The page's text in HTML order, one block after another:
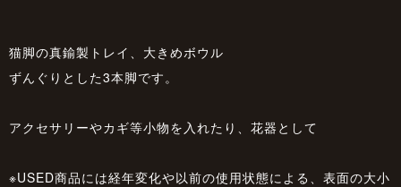
猫脚の真鍮製トレイ、大きめボウル
ずんぐりとした3本脚です。
アクセサリーやカギ等小物を入れたり、花器として
※USED商品には経年変化や以前の使用状態による、表面の大小